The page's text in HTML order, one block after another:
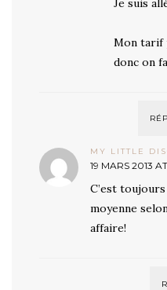
Je suis
Mon tarif
donc on
MY LITTLE
19 MARS 2013
C’est
moyenne
affaire!